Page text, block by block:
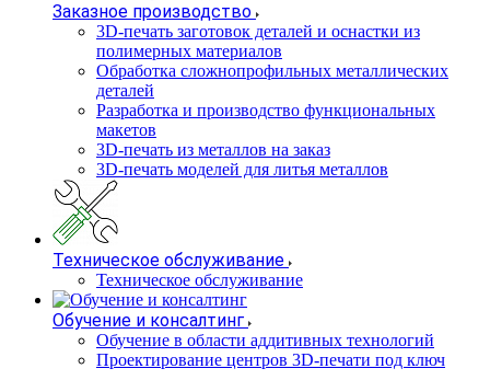
Заказное производство
3D-печать заготовок деталей и оснастки из
полимерных материалов
Обработка сложнопрофильных металлических
деталей
Разработка и производство функциональных
макетов
3D-печать из металлов на заказ
3D-печать моделей для литья металлов
Техническое обслуживание
Техническое обслуживание
Обучение и консалтинг
Обучение в области аддитивных технологий
Проектирование центров 3D-печати под ключ